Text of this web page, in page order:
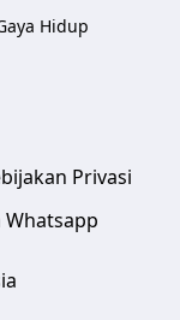
Hidup
Privasi
Whatsapp